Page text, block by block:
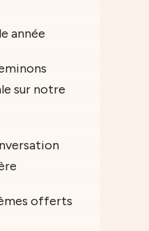
année
sur notre
offerts